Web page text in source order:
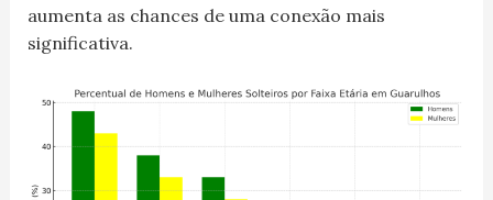
aumenta as chances de uma conexão mais
significativa.